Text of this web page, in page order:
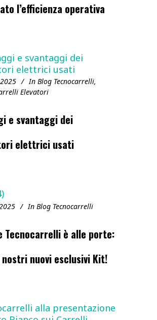
l’efficienza operativa
In Blog Tecnocarrelli,
Elevatori
e svantaggi dei
elettrici usati
In Blog Tecnocarrelli
Tecnocarrelli è alle porte:
nuovi esclusivi Kit!